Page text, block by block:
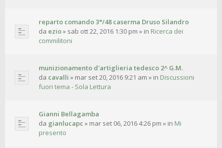
reparto comando 3°/48 caserma Druso Silandro
da ezio» sab ott 22, 2016 1:30 pm » in Ricerca dei
commilitoni
munizionamento d'artiglieria tedesco 2^ G.M.
da cavalli » mar set 20, 2016 9:21 am » in Discussioni
fuori tema - Sola Lettura
Gianni Bellagamba
da gianlucapc » mar set 06, 2016 4:26 pm » in Mi
presento